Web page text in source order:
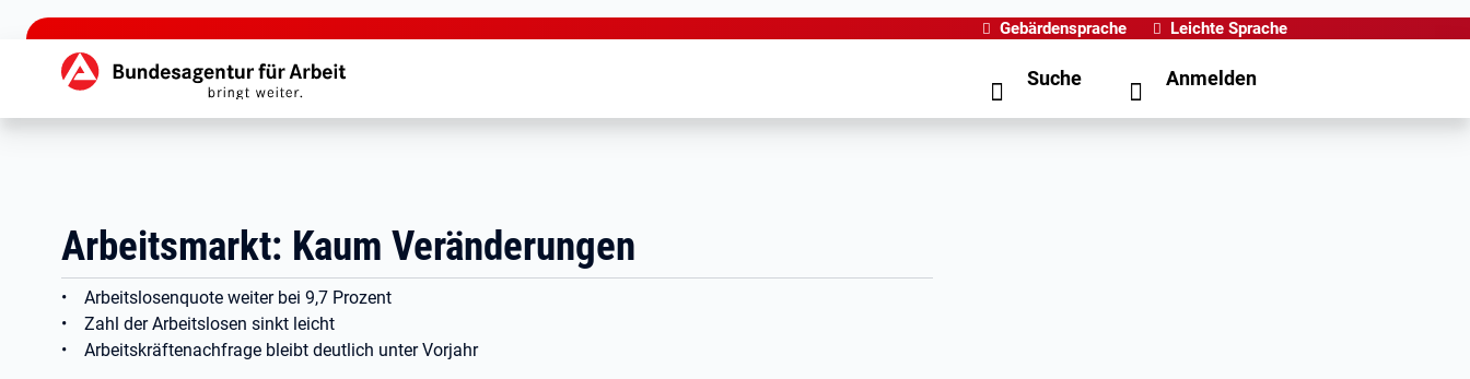
zu den Hauptinhalten springen
Gebärdensprache Leichte Sprache
Hauptnavigation Suche Anmelden
Arbeitsmarkt: Kaum Veränderungen
• Arbeitslosenquote weiter bei 9,7 Prozent
• Zahl der Arbeitslosen sinkt leicht
• Arbeitskräftenachfrage bleibt deutlich unter Vorjahr